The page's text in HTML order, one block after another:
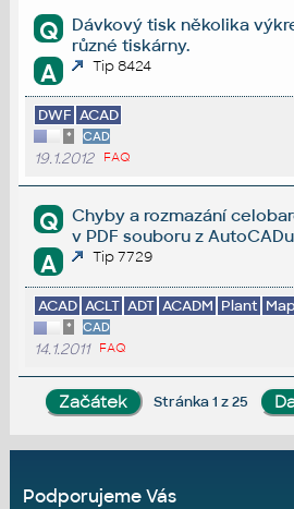
Q
Dávkový tisk několika
různé tiskárny.
A Tip 8424
DWF ACAD
* CAD
19.1.2012 FAQ
Q
Chyby a rozmazání
v PDF souboru z
A Tip 7729
ACAD ACLT ADT ACADM Plant Map
* CAD
14.1.2011 FAQ
Stránka 1 z 25
Podporujeme Vás